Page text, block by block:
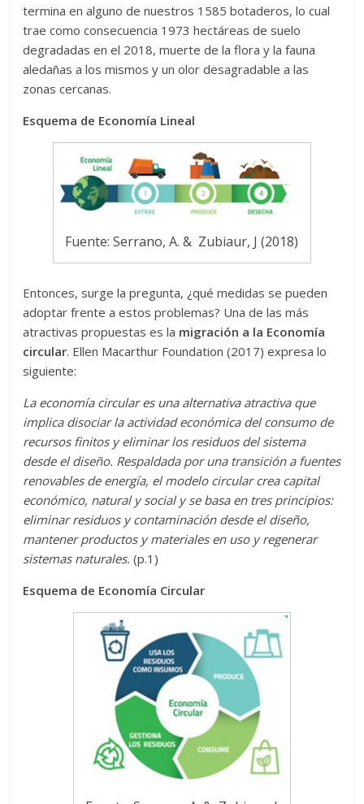
termina en alguno de nuestros 1585 botaderos, lo cual
trae como consecuencia 1973 hectáreas de suelo
degradadas en el 2018, muerte de la flora y la fauna
aledañas a los mismos y un olor desagradable a las
zonas cercanas.
Esquema de Economía Lineal
Fuente: Serrano, A. & Zubiaur, J (2018)
Entonces, surge la pregunta, ¿qué medidas se pueden
adoptar frente a estos problemas? Una de las más
atractivas propuestas es la migración a la Economía
circular. Ellen Macarthur Foundation (2017) expresa lo
siguiente:
La economía circular es una alternativa atractiva que
implica disociar la actividad económica del consumo de
recursos finitos y eliminar los residuos del sistema
desde el diseño. Respaldada por una transición a fuentes
renovables de energía, el modelo circular crea capital
económico, natural y social y se basa en tres principios:
eliminar residuos y contaminación desde el diseño,
mantener productos y materiales en uso y regenerar
sistemas naturales. (p.1)
Esquema de Economía Circular